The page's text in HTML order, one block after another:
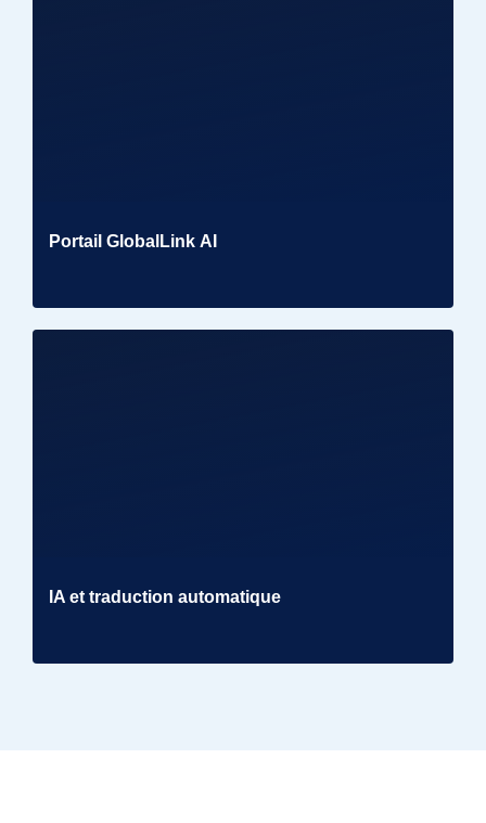
Portail GlobalLink AI
IA et traduction automatique